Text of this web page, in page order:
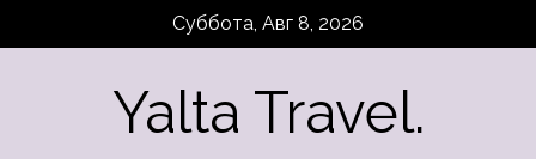
Суббота, Авг 8, 2026
Yalta Travel.